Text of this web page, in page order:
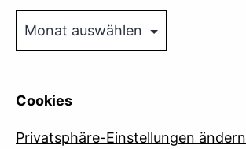
Cookies
Privatsphäre-Einstellungen ändern